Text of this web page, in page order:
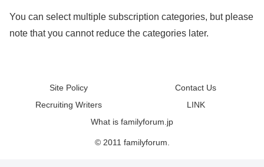
You can select multiple subscription categories, but please
note that you cannot reduce the categories later.
Site Policy
Contact Us
Recruiting Writers
LINK
What is familyforum.jp
© 2011 familyforum.